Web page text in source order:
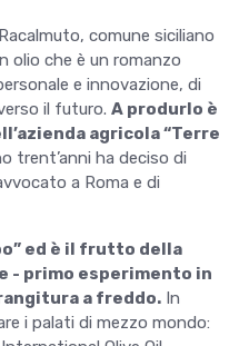
comune siciliano
olio che è un romanzo
e innovazione, di
il futuro. A produrlo è
agricola “Terre
trent’anni ha deciso di
a Roma e di
ed è il frutto della
- primo esperimento in
a freddo. In
i palati di mezzo mondo: